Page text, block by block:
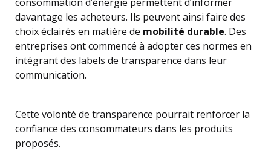
davantage les acheteurs. Ils peuvent ainsi faire des
choix éclairés en matière de mobilité durable. Des
entreprises ont commencé à adopter ces normes en
intégrant des labels de transparence dans leur
communication.
Cette volonté de transparence pourrait renforcer la
confiance des consommateurs dans les produits
proposés.